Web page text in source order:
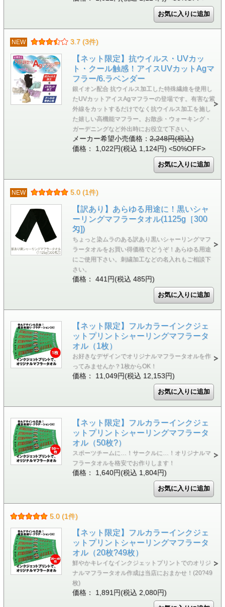
NEW 3.7 (3件)
【ネット限定】抗ウイルス・UVカッ
ト・クール触感！アイスUVカットAgマ
フラー/6.ラベンダー
銀イオン配合 抗ウイルス加工した特殊繊維を使用し
たUVカットアイスAgマフラーの登場です。有害な紫
外線をカットするだけでなく抗ウイルス加工を施し
た嬉しい高機能マフラー。お散歩・ウォーキング・
ガーデニングなど外出時にお役立て下さい。
メーカー希望小売価格：2,248円(税込)
価格： 1,022円(税込 1,124円) <50%OFF>
NEW 5.0 (1件)
【訳あり】あらゆる用途に！黒いシャ
ーリングマフラータオル(1125g［300
匁])
ちょっと染ムラのある訳あり黒いシャーリングマフ
ラータオルをお買い得価格でどうぞ！あらゆる用途
にご使用下さい。刺繍加工などの名入れもご相談下
さい。
価格： 441円(税込 485円)
【ネット限定】フルカラーインクジェ
ットプリントシャーリングマフラータ
オル（1枚）
お好きなデザインでオリジナルマフラータオルを作
ってみませんか？1枚からOK！
価格： 11,049円(税込 12,153円)
【ネット限定】フルカラーインクジェ
ットプリントシャーリングマフラータ
オル（50枚?）
スポーツチームに…！サークルに…！オリジナルマ
フラータオルを格安でお作りします！
価格： 1,640円(税込 1,804円)
5.0 (1件)
【ネット限定】フルカラーインクジェ
ットプリントシャーリングマフラータ
オル（20枚?49枚）
鮮やかキレイなインクジェットプリントでのオリジ
ナルマフラータオル作成は当店におまかせ！(20?49
枚)
価格： 1,891円(税込 2,080円)